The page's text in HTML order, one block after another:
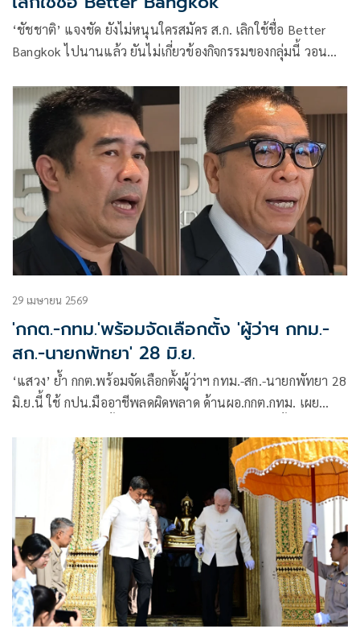
‘ชัชชาติ’ แจงชัด ยังไม่หนุนใครสมัคร ส.ก. เลิกใช้ชื่อ Better
Bangkok ไปนานแล้ว ยันไม่เกี่ยวข้องกิจกรรมของกลุ่มนี้ วอน
29 เมษายน 2569
'กกต.-กทม.'พร้อมจัดเลือกตั้ง 'ผู้ว่าฯ กทม.-
สก.-นายกพัทยา' 28 มิ.ย.
‘แสวง’ ย้ำ กกต.พร้อมจัดเลือกตั้งผู้ว่าฯ กทม.-สก.-นายกพัทยา 28
มิ.ย.นี้ ใช้ กปน.มืออาชีพลดผิดพลาด ด้านผอ.กกต.กทม. เผย